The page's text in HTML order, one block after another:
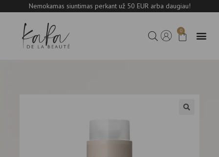
Nemokamas siuntimas perkant už 50 EUR arba daugiau!
0